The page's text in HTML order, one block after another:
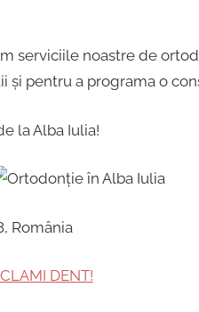
serviciile noastre de
pentru a programa o
la Alba Iulia!
România
CLAMI DENT!